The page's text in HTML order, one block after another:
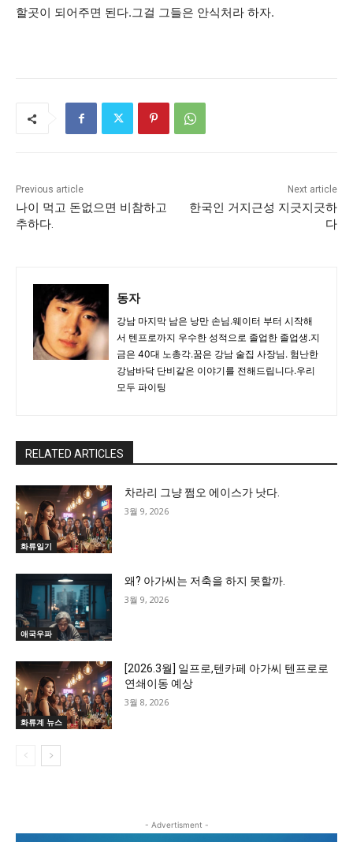
할곳이 되어주면 된다.그걸 그들은 안식처라 하자.
Previous article
나이 먹고 돈없으면 비참하고
추하다.
Next article
한국인 거지근성 지긋지긋하
다
동자
강남 마지막 남은 낭만 손님.웨이터 부터 시작해
서 텐프로까지 우수한 성적으로 졸업한 졸업생.지
금은 40대 노총각.꿈은 강남 술집 사장님. 험난한
강남바닥 단비같은 이야기를 전해드립니다.우리
모두 파이팅
RELATED ARTICLES
화류일기
차라리 그냥 쩜오 에이스가 낫다.
3월 9, 2026
애국우파
왜? 아가씨는 저축을 하지 못할까.
3월 9, 2026
화류계 뉴스
[2026.3월] 일프로,텐카페 아가씨 텐프로로
연쇄이동 예상
3월 8, 2026
- Advertisment -